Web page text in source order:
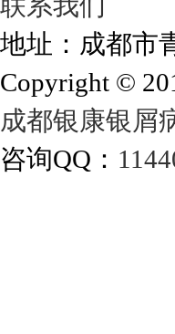
地址：成都市
Copyright ©
成都银康银屑
咨询QQ：